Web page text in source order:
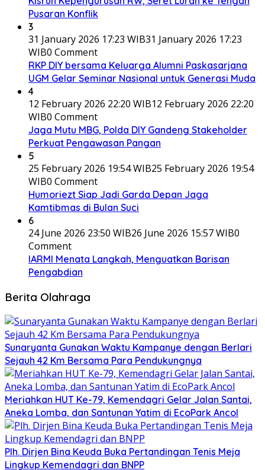
Pusaran Konflik
3
31 January 2026 17:23 WIB31 January 2026 17:23
WIB0 Comment
RKP DIY bersama Keluarga Alumni Paskasarjana
UGM Gelar Seminar Nasional untuk Generasi Muda
4
12 February 2026 22:20 WIB12 February 2026 22:20
WIB0 Comment
Jaga Mutu MBG, Polda DIY Gandeng Stakeholder
Perkuat Pengawasan Pangan
5
25 February 2026 19:54 WIB25 February 2026 19:54
WIB0 Comment
Humoriezt Siap Jadi Garda Depan Jaga
Kamtibmas di Bulan Suci
6
24 June 2026 23:50 WIB26 June 2026 15:57 WIB0
Comment
IARMI Menata Langkah, Menguatkan Barisan
Pengabdian
Berita Olahraga
Sunaryanta Gunakan Waktu Kampanye dengan Berlari
Sejauh 42 Km Bersama Para Pendukungnya
Meriahkan HUT Ke-79, Kemendagri Gelar Jalan Santai,
Aneka Lomba, dan Santunan Yatim di EcoPark Ancol
Plh. Dirjen Bina Keuda Buka Pertandingan Tenis Meja
Lingkup Kemendagri dan BNPP